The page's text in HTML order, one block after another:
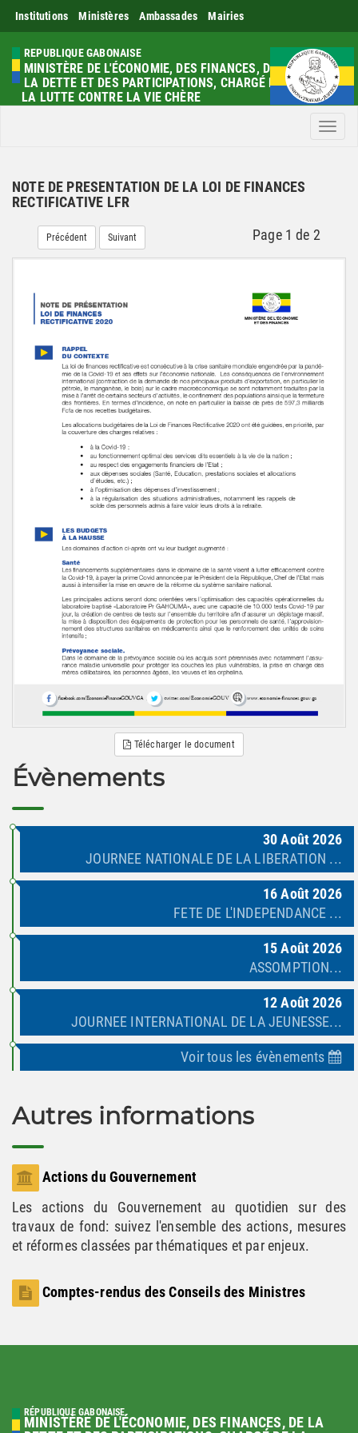
Institutions Ministères Ambassades Mairies
REPUBLIQUE GABONAISE
MINISTÈRE DE L'ÉCONOMIE, DES FINANCES, DE
LA DETTE ET DES PARTICIPATIONS, CHARGÉ DE
LA LUTTE CONTRE LA VIE CHÈRE
Menu
NOTE DE PRESENTATION DE LA LOI DE FINANCES
RECTIFICATIVE LFR
Précédent Suivant Page 1 de 2
Télécharger le document
Évènements
30 Août 2026
JOURNEE NATIONALE DE LA LIBERATION ...
16 Août 2026
FETE DE L'INDEPENDANCE ...
15 Août 2026
ASSOMPTION...
12 Août 2026
JOURNEE INTERNATIONAL DE LA JEUNESSE...
Voir tous les évènements
Autres informations
Actions du Gouvernement
Les actions du Gouvernement au quotidien sur des
travaux de fond: suivez l'ensemble des actions, mesures
et réformes classées par thématiques et par enjeux.
Comptes-rendus des Conseils des Ministres
RÉPUBLIQUE GABONAISE
MINISTÈRE DE L'ÉCONOMIE, DES FINANCES, DE LA